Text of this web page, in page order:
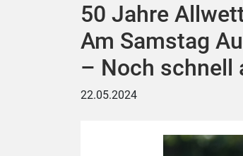
50 Jahre
Am Samstag
– Noch schnell
22.05.2024